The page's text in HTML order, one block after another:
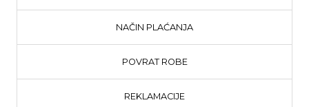
NAČIN PLAĆANJA
POVRAT ROBE
REKLAMACIJE